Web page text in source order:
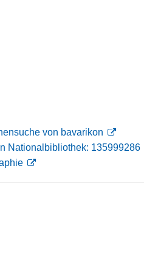
von bavarikon
Nationalbibliothek: 135999286